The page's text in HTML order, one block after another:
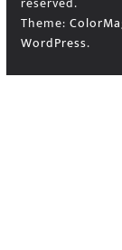
Theme:
WordPress.